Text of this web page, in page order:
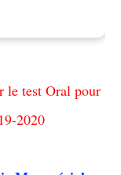
le test Oral pour
2020